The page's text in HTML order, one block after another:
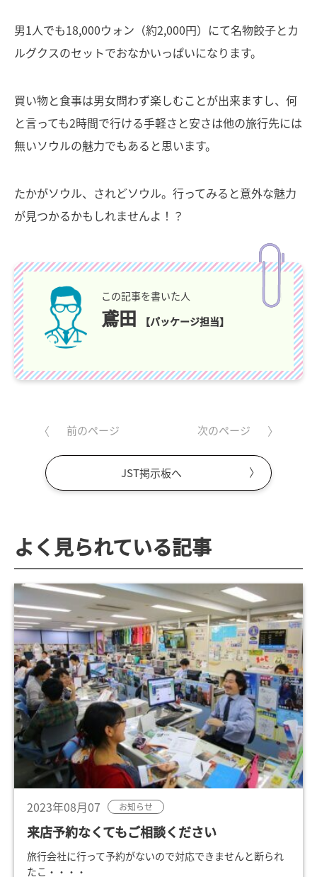
男1人でも18,000ウォン（約2,000円）にて名物餃子とカ
ルグクスのセットでおなかいっぱいになります。
買い物と食事は男女問わず楽しむことが出来ますし、何
と言っても2時間で行ける手軽さと安さは他の旅行先には
無いソウルの魅力でもあると思います。
たかがソウル、されどソウル。行ってみると意外な魅力
が見つかるかもしれませんよ！？
この記事を書いた人
鳶田 【パッケージ担当】
前のページ
JST掲示板へ
次のページ
よく見られている記事
2023年08月07 お知らせ
来店予約なくてもご相談ください
旅行会社に行って予約がないので対応できませんと断られ
たこ・・・・